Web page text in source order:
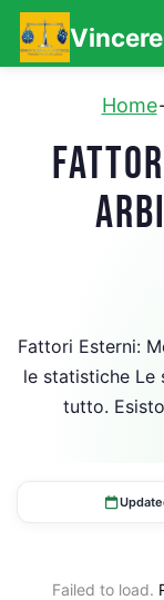
Vincere
Home
Fattori Esterni:
le statistiche Le
tutto.
Failed to load.